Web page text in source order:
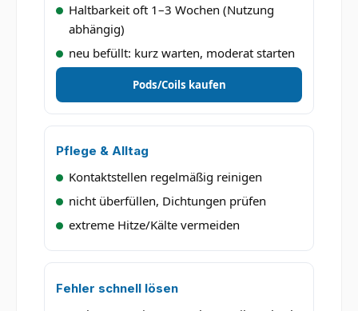
Haltbarkeit oft 1–3 Wochen (Nutzung
abhängig)
neu befüllt: kurz warten, moderat starten
Pods/Coils kaufen
Pflege & Alltag
Kontaktstellen regelmäßig reinigen
nicht überfüllen, Dichtungen prüfen
extreme Hitze/Kälte vermeiden
Fehler schnell lösen